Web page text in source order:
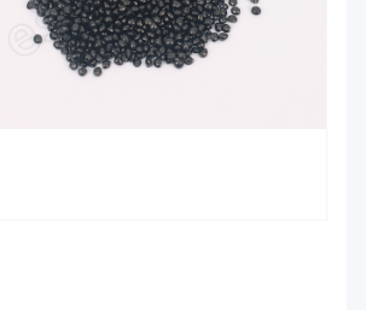
拉伸膜